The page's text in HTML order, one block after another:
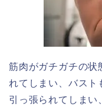
筋肉がガチガチの状
れてしまい、バスト
引っ張られてしまい